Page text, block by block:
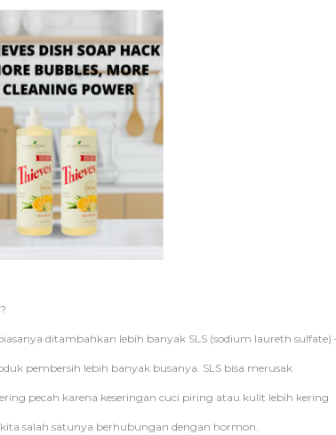
ditambahkan lebih banyak SLS (sodium laureth sulfate)
pembersih lebih banyak busanya. SLS bisa merusak
pecah karena keseringan cuci piring atau kulit lebih kering
salah satunya berhubungan dengan hormon.